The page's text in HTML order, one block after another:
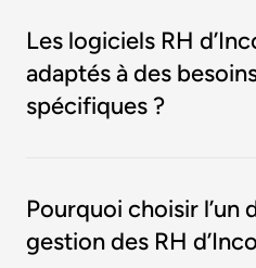
Les logiciels RH
adaptés à des
spécifiques ?
Pourquoi choisir l’un
gestion des RH